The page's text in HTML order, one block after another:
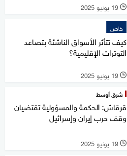
l 19 يونيو 2025
خاص
كيف تتأثر الأسواق الناشئة بتصاعد
التوترات الإقليمية؟
l 19 يونيو 2025
شرق أوسط
قرقاش: الحكمة والمسؤولية تقتضيان
وقف حرب إيران وإسرائيل
l 19 يونيو 2025